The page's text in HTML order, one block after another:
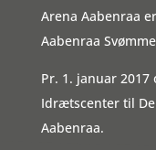
Arena Aabenraa
Aabenraa
Pr. 1. januar 2017
Idrætscenter til
Aabenraa.